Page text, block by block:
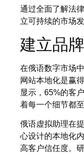
通过全面了解法
立可持续的市场发
建立品
在俄语数字市场
网站本地化是赢
显示，65%的客
着每一个细节都至
俄语虚拟助理在
心设计的本地化
高客户信任度。